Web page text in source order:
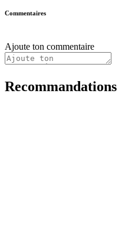
Commentaires
Ajoute ton commentaire
Recommandations